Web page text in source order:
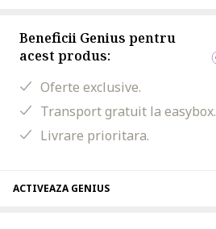
Beneficii Genius pentru
acest produs:
Oferte exclusive.
Transport gratuit la easybox.
Livrare prioritara.
ACTIVEAZA GENIUS